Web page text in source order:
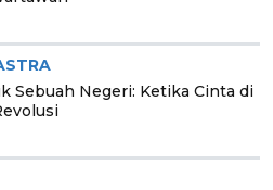
Sebuah Negeri: Ketika Cinta di